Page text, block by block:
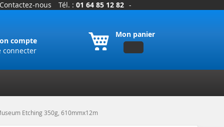
Contactez-nous Tél. : 01 64 85 12 82 -
Mon panier
compte
connecter
Etching 350g, 610mmx12m